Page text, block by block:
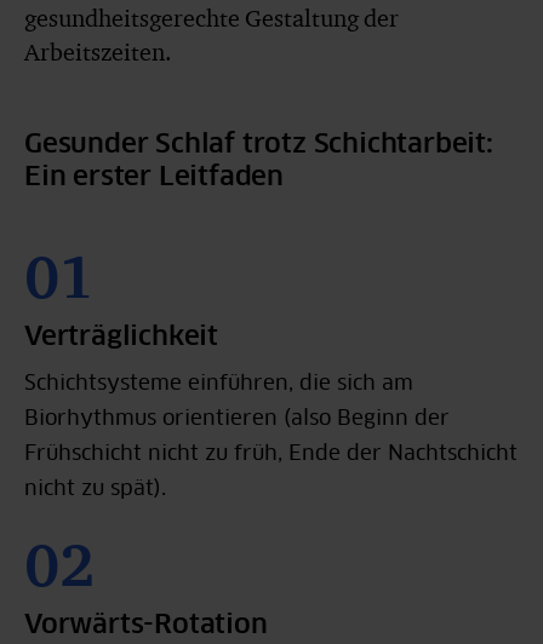
gesundheitsgerechte Gestaltung der
Arbeitszeiten.
Gesunder Schlaf trotz Schichtarbeit:
Ein erster Leitfaden
Verträglichkeit
Schichtsysteme einführen, die sich am
Biorhythmus orientieren (also Beginn der
Frühschicht nicht zu früh, Ende der Nachtschicht
nicht zu spät).
Vorwärts-Rotation